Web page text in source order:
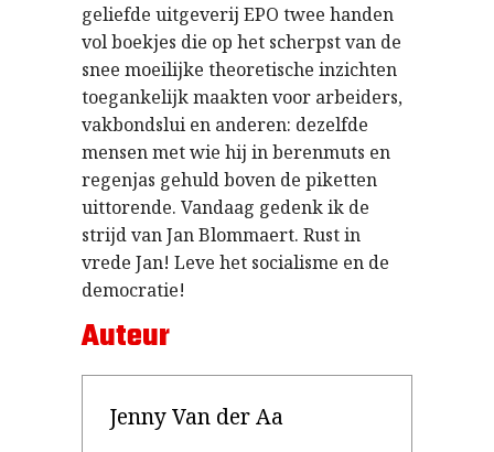
geliefde uitgeverij EPO twee handen
vol boekjes die op het scherpst van de
snee moeilijke theoretische inzichten
toegankelijk maakten voor arbeiders,
vakbondslui en anderen: dezelfde
mensen met wie hij in berenmuts en
regenjas gehuld boven de piketten
uittorende. Vandaag gedenk ik de
strijd van Jan Blommaert. Rust in
vrede Jan! Leve het socialisme en de
democratie!
Auteur
Jenny Van der Aa